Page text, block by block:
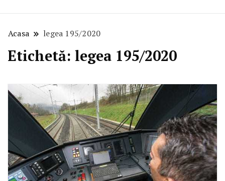
Acasa legea 195/2020
Etichetă: legea 195/2020